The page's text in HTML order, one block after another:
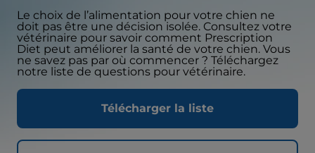
Le choix de l’alimentation pour votre chien ne
doit pas être une décision isolée. Consultez votre
vétérinaire pour savoir comment Prescription
Diet peut améliorer la santé de votre chien. Vous
ne savez pas par où commencer ? Téléchargez
notre liste de questions pour vétérinaire.
Télécharger la liste